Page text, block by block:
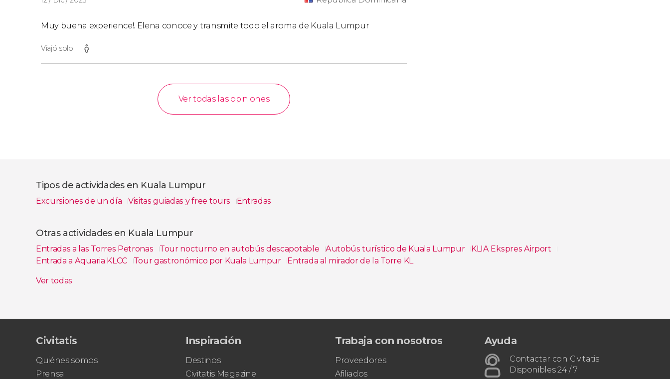
Muy buena experience!. Elena conoce y transmite todo el aroma de Kuala Lumpur
Viajó solo
Ver todas las opiniones
Tipos de actividades en Kuala Lumpur
Excursiones de un día Visitas guiadas y free tours Entradas
Otras actividades en Kuala Lumpur
Entradas a las Torres Petronas Tour nocturno en autobús descapotable Autobús turístico de Kuala Lumpur
KLIA Ekspres Airport
Entrada a Aquaria KLCC
Tour gastronómico por Kuala Lumpur
Entrada al mirador de la Torre KL
Ver todas
Civitatis
Quiénes somos
Prensa
Inspiración
Destinos
Civitatis Magazine
Trabaja con nosotros
Proveedores
Afiliados
Ayuda
Contactar con Civitatis
Disponibles 24 / 7